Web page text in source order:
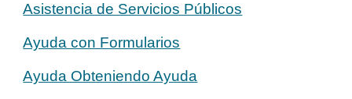
Asistencia de Servicios Públicos
Ayuda con Formularios
Ayuda Obteniendo Ayuda